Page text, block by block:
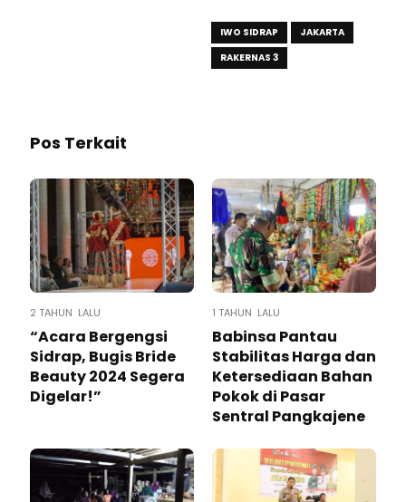
IWO SIDRAP
JAKARTA
RAKERNAS 3
Pos Terkait
2 TAHUN LALU
“Acara Bergengsi
Sidrap, Bugis Bride
Beauty 2024 Segera
Digelar!”
1 TAHUN LALU
Babinsa Pantau
Stabilitas Harga dan
Ketersediaan Bahan
Pokok di Pasar
Sentral Pangkajene